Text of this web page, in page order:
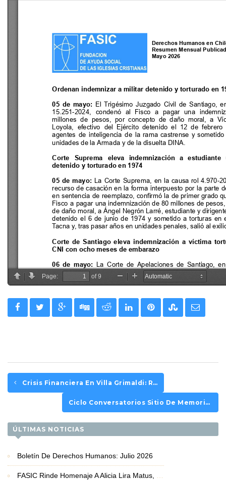
Crisis Financiera En Villa Grimaldi: Riesgo De Cese De Actividades Por Retraso En Fondos Públicos
Ciclo Conversatorios Sitio De Memoria FASIC: En Vivo Con El Defensor De DD.HH. Higinio Espergue
ÚLTIMAS NOTICIAS
Boletín De Derechos Humanos: Julio 2026
FASIC Rinde Homenaje A Alicia Lira Matus, Premio Nacional De Derechos Humanos 2026